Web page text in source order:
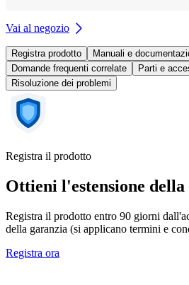
Vai al negozio
Registra prodotto
Manuali e
Domande frequenti correlate
Parti e
Risoluzione dei problemi
Registra il prodotto
Ottieni l'estensione della
Registra il prodotto entro 90 giorni
della garanzia (si applicano termini e
Registra ora